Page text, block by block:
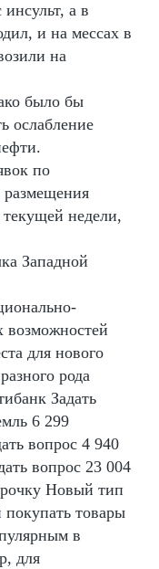
а в
и на мессах в
на
было бы
ослабление
по
размещения
недели,
Западной
возможностей
для нового
рода
Задать
6 299
вопрос 4 940
вопрос 23 004
Новый тип
товары
в
для